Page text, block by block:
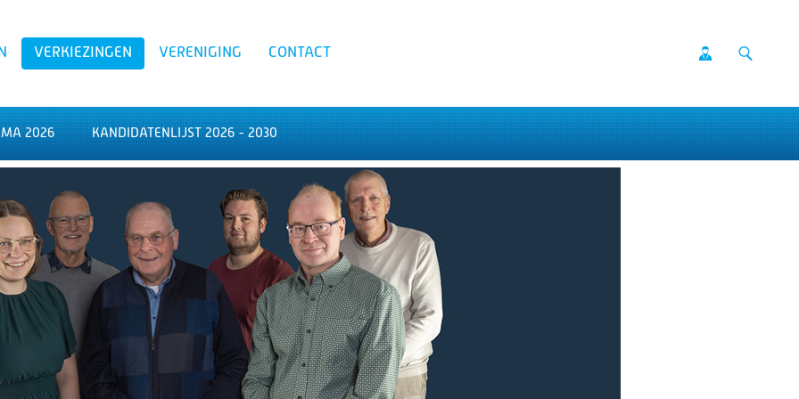
VERKIEZINGEN VERENIGING CONTACT
Zoeken
2026 KANDIDATENLIJST 2026 - 2030